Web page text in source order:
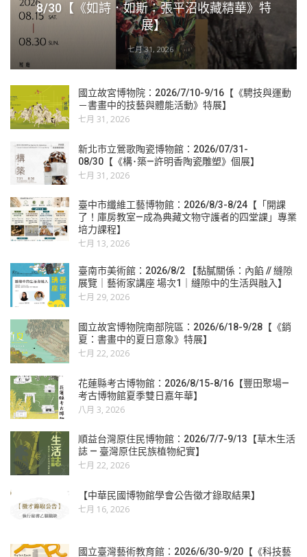
8/30【《如詩．如斯：張平沼收藏精華》特
展】
七月 31, 2026
國立故宮博物院：2026/7/10-9/16【《騁技與運動
－書畫中的技藝與體能活動》特展】
七月 31, 2026
新北市立鶯歌陶瓷博物館：2026/07/31-
08/30【《構･築—許明香陶瓷雕塑》個展】
七月 31, 2026
臺中市纖維工藝博物館：2026/8/3-8/24【「開課
了！庫房教室—成為典藏文物守護者的四堂課」專業
培力課程】
七月 13, 2026
臺南市美術館：2026/8/2 【黏膩關係：內餡 // 縫隙
展覽｜藝術家講座 場次1｜縫隙中的生活與融入】
七月 29, 2026
國立故宮博物院南部院區：2026/6/18-9/28【《銷
夏：書畫中的夏日意象》特展】
七月 22, 2026
花蓮縣考古博物館：2026/8/15-8/16【豐田聚場—
考古博物館夏季雙日嘉年華】
八月 3, 2026
順益台灣原住民博物館：2026/7/7-9/13【草木生活
誌 — 臺灣原住民族植物紀實】
七月 22, 2026
【中華民國博物館學會公告徵才錄取結果】
七月 16, 2026
國立臺灣藝術教育館：2026/6/30-9/20【《科技藝